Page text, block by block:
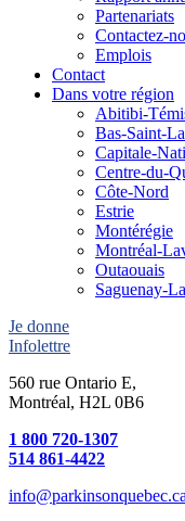
Partenariats
Contactez-
Emplois
Contact
Dans votre région
Abitibi-
Bas-Saint-
Capitale-
Centre-du-
Côte-Nord
Estrie
Montérégie
Montréal-
Outaouais
Saguenay-
Je donne
Infolettre
560 rue Ontario E,
Montréal, H2L 0B6
1 800 720-1307
514 861-4422
info@parkinsonquebec.ca